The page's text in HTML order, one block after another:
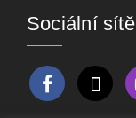
Sociální sítě